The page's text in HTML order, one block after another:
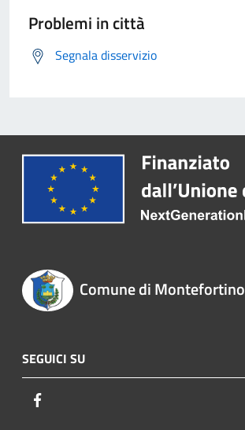
Problemi in città
Segnala disservizio
Comune di Montefortino
SEGUICI SU